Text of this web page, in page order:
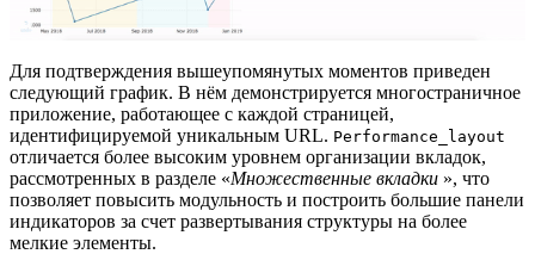
Для подтверждения вышеупомянутых моментов приведен
следующий график. В нём демонстрируется многостраничное
приложение, работающее с каждой страницей,
идентифицируемой уникальным URL. Performance_layout
отличается более высоким уровнем организации вкладок,
рассмотренных в разделе «Множественные вкладки », что
позволяет повысить модульность и построить большие панели
индикаторов за счет развертывания структуры на более
мелкие элементы.